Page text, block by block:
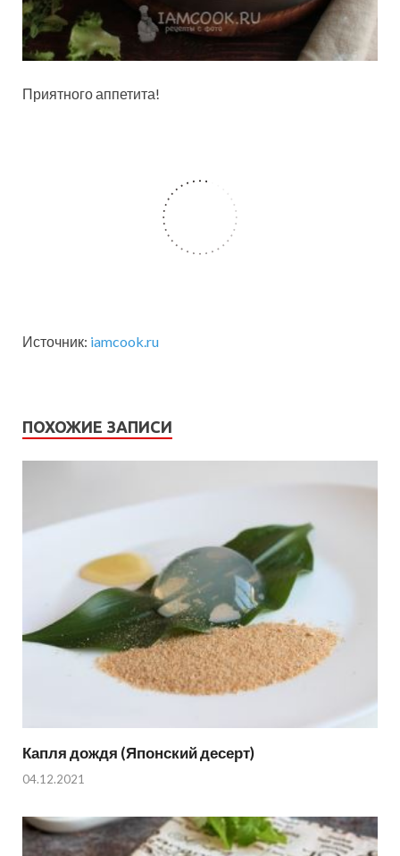
Приятного аппетита!
Источник: iamcook.ru
ПОХОЖИЕ ЗАПИСИ
Капля дождя (Японский десерт)
04.12.2021